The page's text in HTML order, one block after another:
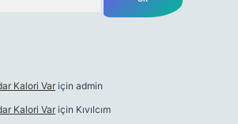
Kalori Var için admin
Kalori Var için Kıvılcım